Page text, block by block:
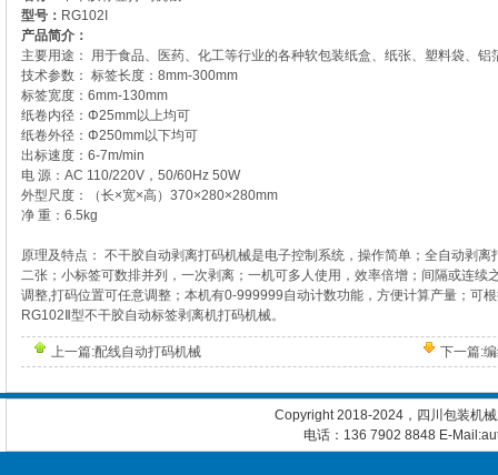
型号： RG102I
产品简介：
主要用途： 用于食品、医药、化工等行业的各种软包装纸盒、纸张、塑料袋、铝
技术参数： 标签长度：8mm-300mm
标签宽度：6mm-130mm
纸卷内径：Φ25mm以上均可
纸卷外径：Φ250mm以下均可
出标速度：6-7m/min
电 源：AC 110/220V，50/60Hz 50W
外型尺度：（长×宽×高）370×280×280mm
净 重：6.5kg
原理及特点： 不干胶自动剥离打码机械是电子控制系统，操作简单；全自动剥
二张；小标签可数排并列，一次剥离；一机可多人使用，效率倍增；间隔或连
调整,打码位置可任意调整；本机有0-999999自动计数功能，方便计算产量；可
RG102Ⅱ型不干胶自动标签剥离机打码机械。
上一篇:配线自动打码机械 下一篇:
Copyright 2018-2024，四川包装机
电话：136 7902 8848 E-